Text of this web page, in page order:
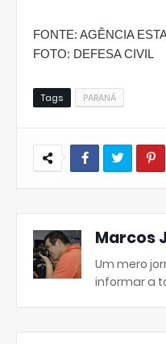
FONTE: AGÊNCIA
FOTO: DEFESA CIVIL
Tags PARANÁ
Marcos
Um mero
informar a